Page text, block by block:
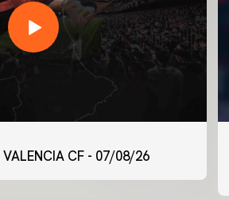
VALENCIA CF - 07/08/26